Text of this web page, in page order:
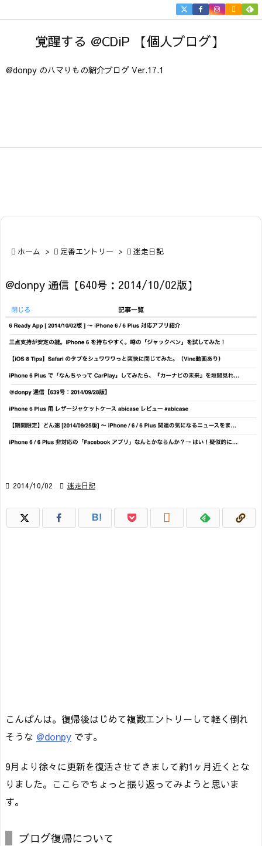
覚醒する @CDiP 【個人ブログ】
@donpy のハマりもの紹介ブログ Ver.17.1


 ホーム >  定番エントリー >  迷走日記
@donpy 通信【640号：2014/10/02版】
 2014/10/02  迷走日記
B! 
こんばんは。復帰後はじめて複数エントリーして軽く倒れ
そうな @donpy です。
9月より徐々に更新を復活させてきまして約1ヶ月近くとな
りました。ここらでちょっと振り返ってみようと思いま
す。
ブログ復帰について